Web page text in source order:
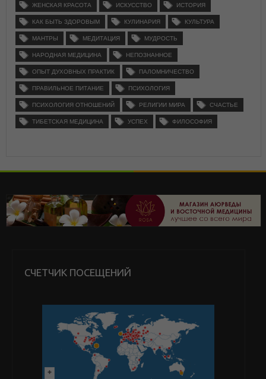
ЖЕНСКАЯ КРАСОТА ИСКУССТВО ИСТОРИЯ
КАК БЫТЬ ЗДОРОВЫМ КУЛИНАРИЯ КУЛЬТУРА
МАНТРЫ МЕДИТАЦИЯ МУДРОСТЬ
НАРОДНАЯ МЕДИЦИНА НЕПОЗНАННОЕ
ОПЫТ ДУХОВНЫХ ПРАКТИК ПАЛОМНИЧЕСТВО
ПРАВИЛЬНОЕ ПИТАНИЕ ПСИХОЛОГИЯ
ПСИХОЛОГИЯ ОТНОШЕНИЙ РЕЛИГИИ МИРА СЧАСТЬЕ
ТИБЕТСКАЯ МЕДИЦИНА УСПЕХ ФИЛОСОФИЯ
СЧЕТЧИК ПОСЕЩЕНИЙ